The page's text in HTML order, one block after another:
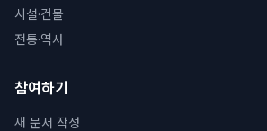
시설·건물
전통·역사
참여하기
새 문서 작성